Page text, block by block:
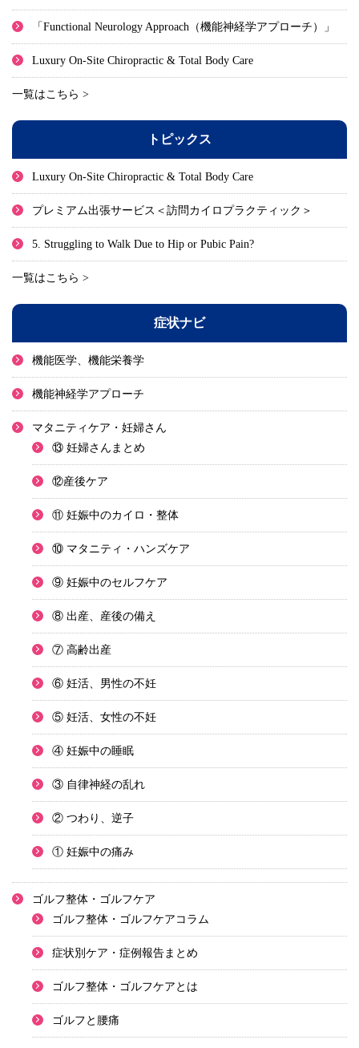
「Functional Neurology Approach（機能神経学アプローチ）」
Luxury On-Site Chiropractic & Total Body Care
一覧はこちら >
トピックス
Luxury On-Site Chiropractic & Total Body Care
プレミアム出張サービス＜訪問カイロプラクティック＞
5. Struggling to Walk Due to Hip or Pubic Pain?
一覧はこちら >
症状ナビ
機能医学、機能栄養学
機能神経学アプローチ
マタニティケア・妊婦さん
⑬ 妊婦さんまとめ
⑫産後ケア
⑪ 妊娠中のカイロ・整体
⑩ マタニティ・ハンズケア
⑨ 妊娠中のセルフケア
⑧ 出産、産後の備え
⑦ 高齢出産
⑥ 妊活、男性の不妊
⑤ 妊活、女性の不妊
④ 妊娠中の睡眠
③ 自律神経の乱れ
② つわり、逆子
① 妊娠中の痛み
ゴルフ整体・ゴルフケア
ゴルフ整体・ゴルフケアコラム
症状別ケア・症例報告まとめ
ゴルフ整体・ゴルフケアとは
ゴルフと腰痛